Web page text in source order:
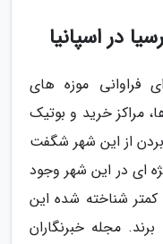
در اسپانیا
فراوانی موزه های
مراکز خرید و بوتیک
از این شهر شگفت
ای در این شهر وجود
شناخته شده این
مجله خبرنگاران